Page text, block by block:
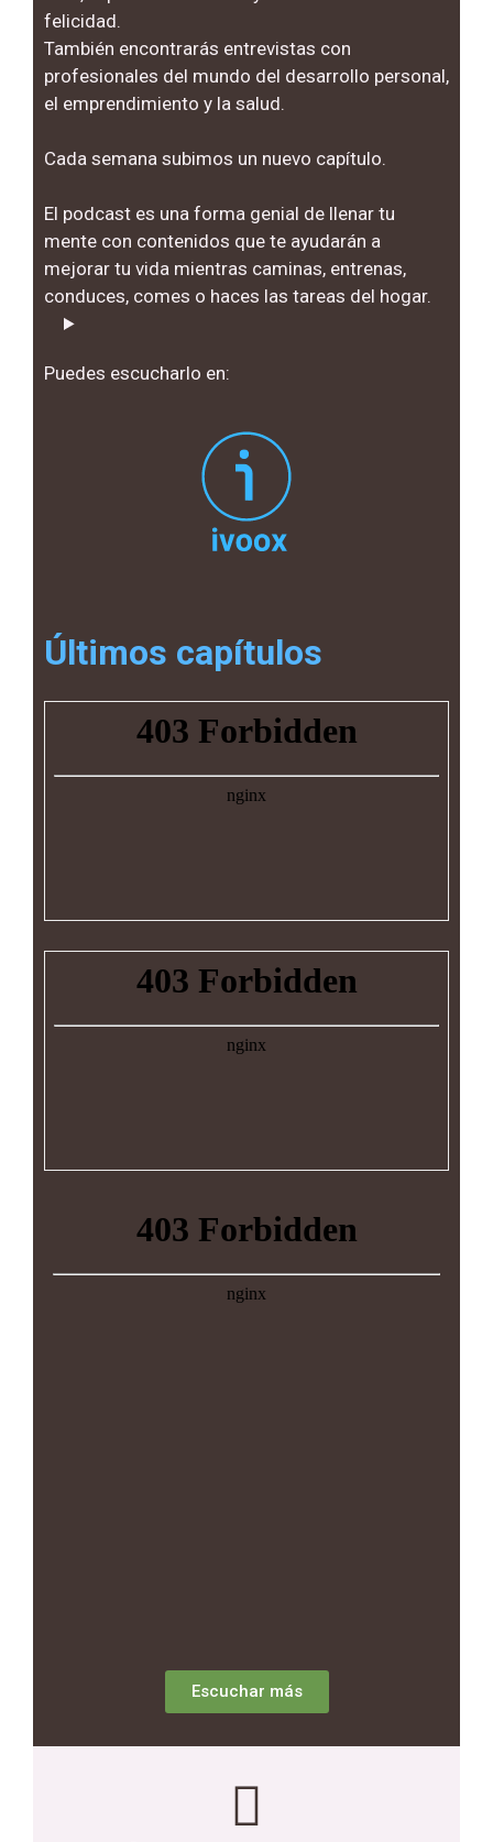
felicidad.
También encontrarás entrevistas con
profesionales del mundo del desarrollo personal,
el emprendimiento y la salud.
Cada semana subimos un nuevo capítulo.
El podcast es una forma genial de llenar tu
mente con contenidos que te ayudarán a
mejorar tu vida mientras caminas, entrenas,
conduces, comes o haces las tareas del hogar.
Puedes escucharlo en:
Últimos capítulos
Escuchar más